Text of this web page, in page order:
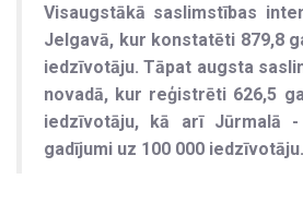
Visaugstākā saslimstības
Jelgavā, kur konstatēti 879,8
iedzīvotāju. Tāpat augsta
novadā, kur reģistrēti 626,5
iedzīvotāju, kā arī Jūrmalā
gadījumi uz 100 000 iedzīvotāju.